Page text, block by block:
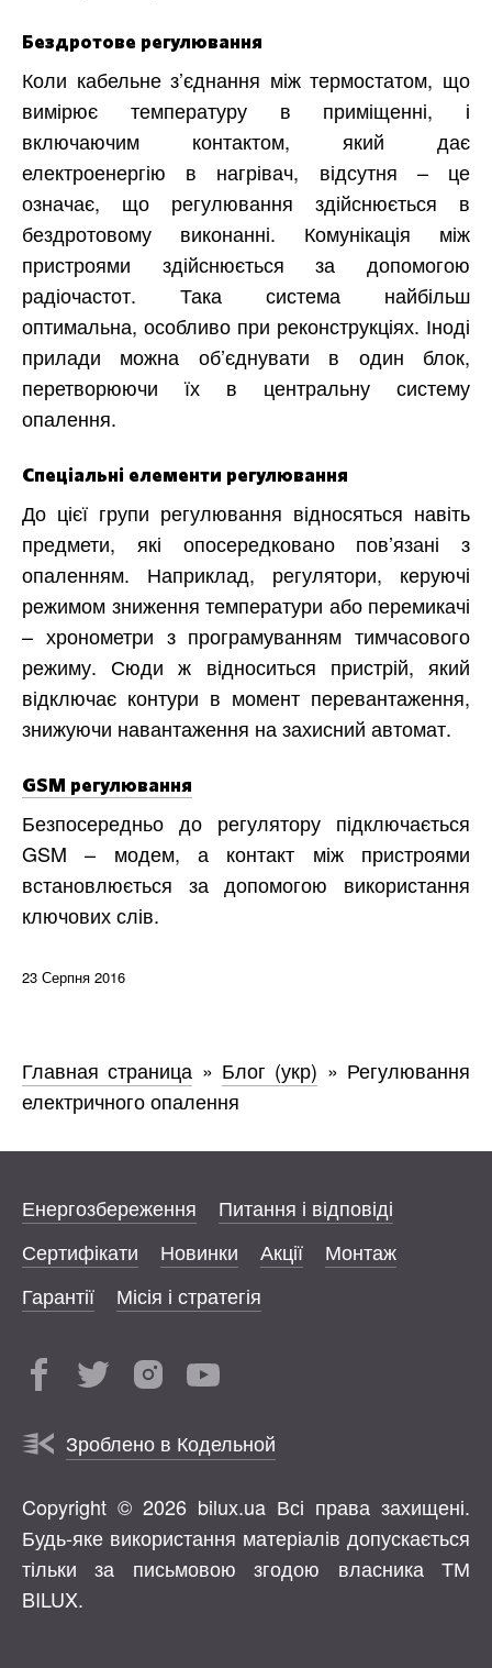
Бездротове регулювання
Коли кабельне з’єднання між термостатом, що
вимірює температуру в приміщенні, і
включаючим контактом, який дає
електроенергію в нагрівач, відсутня – це
означає, що регулювання здійснюється в
бездротовому виконанні. Комунікація між
пристроями здійснюється за допомогою
радіочастот. Така система найбільш
оптимальна, особливо при реконструкціях. Іноді
прилади можна об’єднувати в один блок,
перетворюючи їх в центральну систему
опалення.
Спеціальні елементи регулювання
До цієї групи регулювання відносяться навіть
предмети, які опосередковано пов’язані з
опаленням. Наприклад, регулятори, керуючі
режимом зниження температури або перемикачі
– хронометри з програмуванням тимчасового
режиму. Сюди ж відноситься пристрій, який
відключає контури в момент перевантаження,
знижуючи навантаження на захисний автомат.
GSM регулювання
Безпосередньо до регулятору підключається
GSM – модем, а контакт між пристроями
встановлюється за допомогою використання
ключових слів.
23 Серпня 2016
Главная страница » Блог (укр) » Регулювання
електричного опалення
Енергозбереження
Питання і відповіді
Сертифікати
Новинки Акції
Монтаж
Гарантії
Місія і стратегія
Зроблено в Кодельной
Copyright © 2026 bilux.ua Всі права захищені.
Будь-яке використання матеріалів допускається
тільки за письмовою згодою власника ТМ
BILUX.